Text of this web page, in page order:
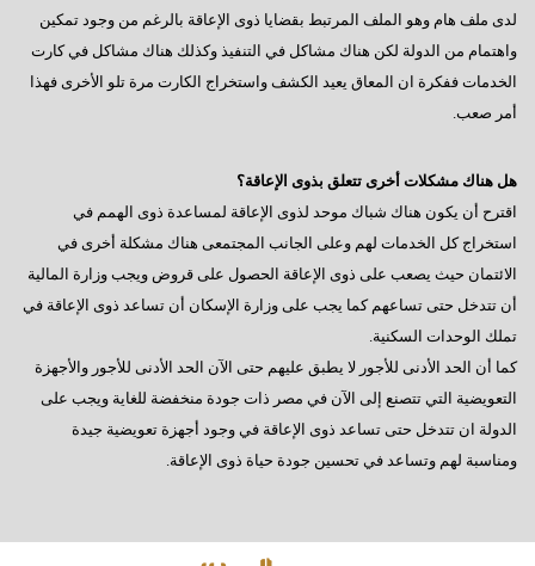
لدى ملف هام وهو الملف المرتبط بقضايا ذوى الإعاقة بالرغم من وجود تمكين
واهتمام من الدولة لكن هناك مشاكل في التنفيذ وكذلك هناك مشاكل في كارت
الخدمات ففكرة ان المعاق يعيد الكشف واستخراج الكارت مرة تلو الأخرى فهذا
أمر صعب.
هل هناك مشكلات أخرى تتعلق بذوى الإعاقة؟
اقترح أن يكون هناك شباك موحد لذوى الإعاقة لمساعدة ذوى الهمم في
استخراج كل الخدمات لهم وعلى الجانب المجتمعى هناك مشكلة أخرى في
الائتمان حيث يصعب على ذوى الإعاقة الحصول على قروض ويجب وزارة المالية
أن تتدخل حتى تساعهم كما يجب على وزارة الإسكان أن تساعد ذوى الإعاقة في
تملك الوحدات السكنية.
كما أن الحد الأدنى للأجور لا يطبق عليهم حتى الآن الحد الأدنى للأجور والأجهزة
التعويضية التي تتصنع إلى الآن في مصر ذات جودة منخفضة للغاية ويجب على
الدولة ان تتدخل حتى تساعد ذوى الإعاقة في وجود أجهزة تعويضية جيدة
ومناسبة لهم وتساعد في تحسين جودة حياة ذوى الإعاقة.